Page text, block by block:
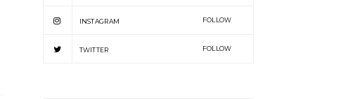
INSTAGRAM FOLLOW
TWITTER FOLLOW